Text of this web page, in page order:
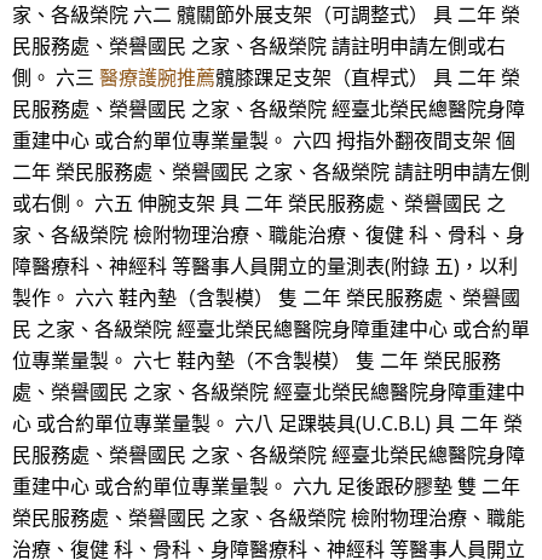
家、各級榮院 六二 髖關節外展支架（可調整式） 具 二年 榮
民服務處、榮譽國民 之家、各級榮院 請註明申請左側或右
側。 六三 醫療護腕推薦髖膝踝足支架（直桿式） 具 二年 榮
民服務處、榮譽國民 之家、各級榮院 經臺北榮民總醫院身障
重建中心 或合約單位專業量製。 六四 拇指外翻夜間支架 個
二年 榮民服務處、榮譽國民 之家、各級榮院 請註明申請左側
或右側。 六五 伸腕支架 具 二年 榮民服務處、榮譽國民 之
家、各級榮院 檢附物理治療、職能治療、復健 科、骨科、身
障醫療科、神經科 等醫事人員開立的量測表(附錄 五)，以利
製作。 六六 鞋內墊（含製模） 隻 二年 榮民服務處、榮譽國
民 之家、各級榮院 經臺北榮民總醫院身障重建中心 或合約單
位專業量製。 六七 鞋內墊（不含製模） 隻 二年 榮民服務
處、榮譽國民 之家、各級榮院 經臺北榮民總醫院身障重建中
心 或合約單位專業量製。 六八 足踝裝具(U.C.B.L) 具 二年 榮
民服務處、榮譽國民 之家、各級榮院 經臺北榮民總醫院身障
重建中心 或合約單位專業量製。 六九 足後跟矽膠墊 雙 二年
榮民服務處、榮譽國民 之家、各級榮院 檢附物理治療、職能
治療、復健 科、骨科、身障醫療科、神經科 等醫事人員開立